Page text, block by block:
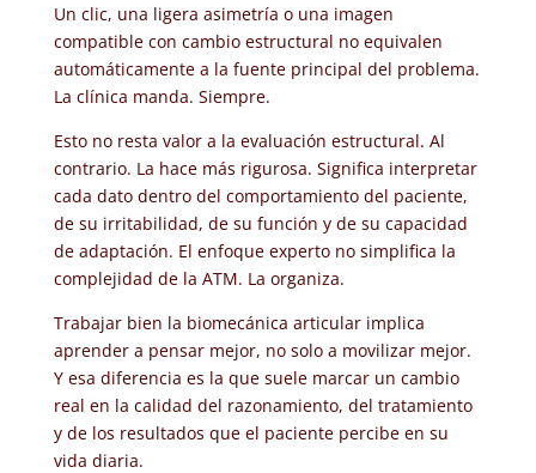
Un clic, una ligera asimetría o una imagen
compatible con cambio estructural no equivalen
automáticamente a la fuente principal del problema.
La clínica manda. Siempre.
Esto no resta valor a la evaluación estructural. Al
contrario. La hace más rigurosa. Significa interpretar
cada dato dentro del comportamiento del paciente,
de su irritabilidad, de su función y de su capacidad
de adaptación. El enfoque experto no simplifica la
complejidad de la ATM. La organiza.
Trabajar bien la biomecánica articular implica
aprender a pensar mejor, no solo a movilizar mejor.
Y esa diferencia es la que suele marcar un cambio
real en la calidad del razonamiento, del tratamiento
y de los resultados que el paciente percibe en su
vida diaria.